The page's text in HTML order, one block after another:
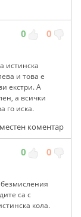
0 0
истинска
и това е
екстри. А
а всички
го иска.
коментар
0 0
са с
кола.